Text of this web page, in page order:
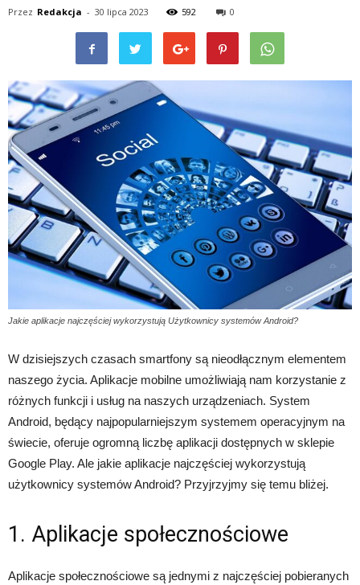
Przez Redakcja - 30 lipca 2023 592 0
Jakie aplikacje najczęściej wykorzystują Użytkownicy systemów Android?
W dzisiejszych czasach smartfony są nieodłącznym elementem
naszego życia. Aplikacje mobilne umożliwiają nam korzystanie z
różnych funkcji i usług na naszych urządzeniach. System
Android, będący najpopularniejszym systemem operacyjnym na
świecie, oferuje ogromną liczbę aplikacji dostępnych w sklepie
Google Play. Ale jakie aplikacje najczęściej wykorzystują
użytkownicy systemów Android? Przyjrzyjmy się temu bliżej.
1. Aplikacje społecznościowe
Aplikacje społecznościowe są jednymi z najczęściej pobieranych